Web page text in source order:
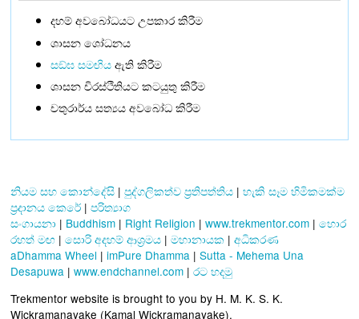
දහම් අවබෝධයට උපකාර කිරීම
ශාසන ශෝධනය
සඞ්‌ඝ සමඟියඇති කිරීම
ශාසන චිරස්ථිතියට කටයුතු කිරීම
චතුරාර්ය සත්‍යය අවබෝධ කිරීම
නියම සහ කොන්දේසි | පුද්ගලිකත්ව ප්‍රතිපත්තිය | හැකි සෑම හිමිකමක්ම
ප්‍රදානය කෙරේ | පරිත්‍යාග
සංගායනා | Buddhism | Right Religion | www.trekmentor.com | හොර
රහත් මඟ | සොරි අදහම් ආශ්‍රමය | මහානායක | අධිකරණ
aDhamma Wheel | imPure Dhamma | Sutta - Mehema Una
Desapuwa | www.endchannel.com | රට හදමු
Trekmentor website is brought to you by H. M. K. S. K.
Wickramanayake (Kamal Wickramanayake).